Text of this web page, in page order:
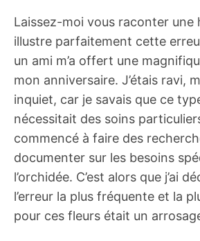
Laissez-moi vous raconter une
illustre parfaitement cette
un ami m’a offert une
mon anniversaire. J’étais ravi,
inquiet, car je savais que ce
nécessitait des soins
commencé à faire des
documenter sur les besoins
l’orchidée. C’est alors que j’ai
l’erreur la plus fréquente et la
pour ces fleurs était un